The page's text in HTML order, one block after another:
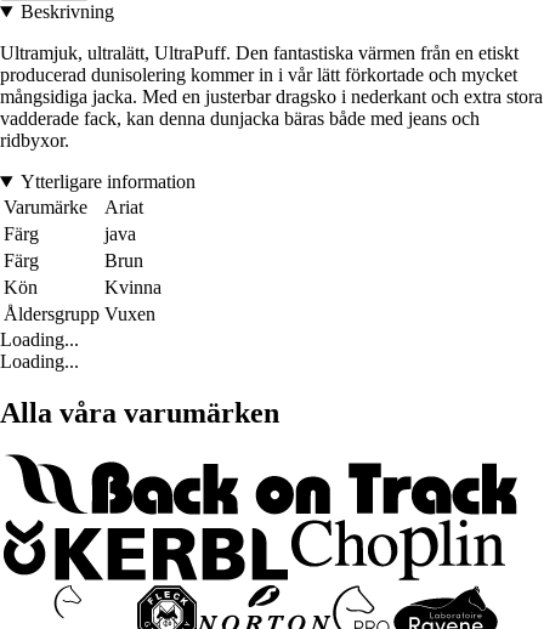
Beskrivning
Ultramjuk, ultralätt, UltraPuff. Den fantastiska värmen från en etiskt
producerad dunisolering kommer in i vår lätt förkortade och mycket
mångsidiga jacka. Med en justerbar dragsko i nederkant och extra stora
vadderade fack, kan denna dunjacka bäras både med jeans och
ridbyxor.
Ytterligare information
Varumärke
Ariat
Färg
java
Färg
Brun
Kön
Kvinna
Åldersgrupp Vuxen
Loading...
Loading...
Alla våra varumärken